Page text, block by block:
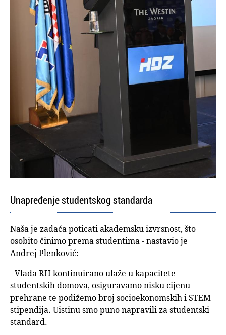
Unapređenje studentskog standarda
Naša je zadaća poticati akademsku izvrsnost, što
osobito činimo prema studentima - nastavio je
Andrej Plenković:
- Vlada RH kontinuirano ulaže u kapacitete
studentskih domova, osiguravamo nisku cijenu
prehrane te podižemo broj socioekonomskih i STEM
stipendija. Uistinu smo puno napravili za studentski
standard.